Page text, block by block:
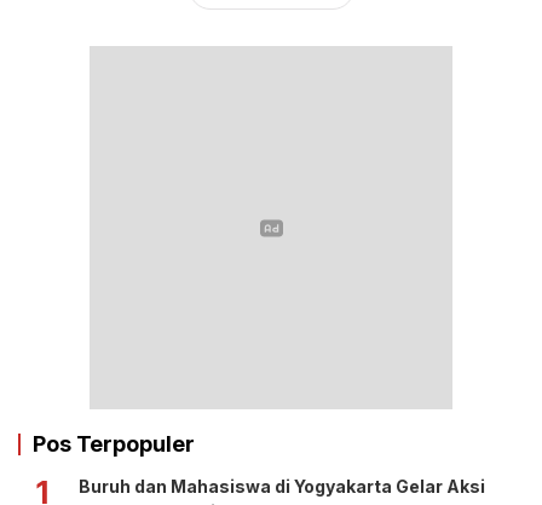
Pos Terpopuler
1
Buruh dan Mahasiswa di Yogyakarta Gelar Aksi